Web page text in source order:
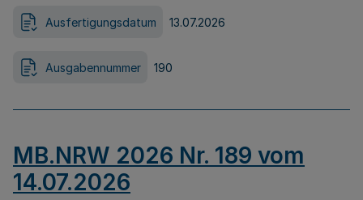
Ausfertigungsdatum 13.07.2026
Ausgabennummer 190
MB.NRW 2026 Nr. 189 vom
14.07.2026